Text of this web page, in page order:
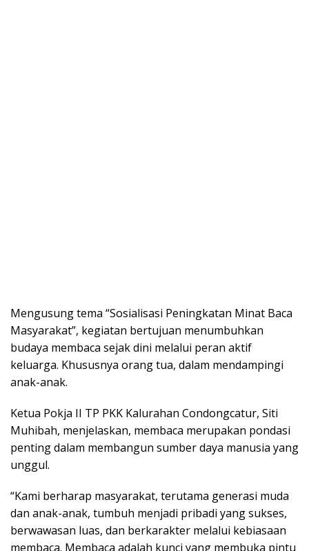
Mengusung tema “Sosialisasi Peningkatan Minat Baca
Masyarakat”, kegiatan bertujuan menumbuhkan
budaya membaca sejak dini melalui peran aktif
keluarga. Khususnya orang tua, dalam mendampingi
anak-anak.
Ketua Pokja II TP PKK Kalurahan Condongcatur, Siti
Muhibah, menjelaskan, membaca merupakan pondasi
penting dalam membangun sumber daya manusia yang
unggul.
“Kami berharap masyarakat, terutama generasi muda
dan anak-anak, tumbuh menjadi pribadi yang sukses,
berwawasan luas, dan berkarakter melalui kebiasaan
membaca. Membaca adalah kunci yang membuka pintu